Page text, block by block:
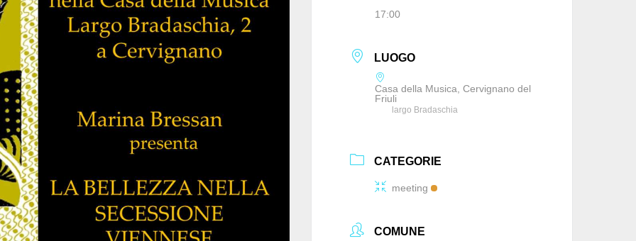
17:00
LUOGO
Casa della Musica, Cervignano del
Friuli
largo Bradaschia
CATEGORIE
meeting
COMUNE